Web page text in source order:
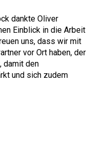
dankte Oliver
Einblick in die Arbeit
uns, dass wir mit
vor Ort haben, der
damit den
und sich zudem